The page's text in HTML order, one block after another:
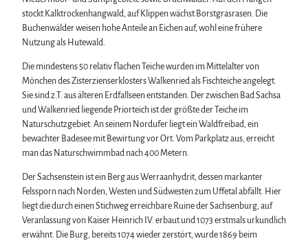
stockt Kalktrockenhangwald, auf Klippen wächst Borstgrasrasen. Die
Buchenwälder weisen hohe Anteile an Eichen auf, wohl eine frühere
Nutzung als Hutewald.
Die mindestens 50 relativ flachen Teiche wurden im Mittelalter von
Mönchen des Zisterzienserklosters Walkenried als Fischteiche angelegt.
Sie sind z.T. aus älteren Erdfallseen entstanden. Der zwischen Bad Sachsa
und Walkenried liegende Priorteich ist der größte der Teiche im
Naturschutzgebiet. An seinem Nordufer liegt ein Waldfreibad, ein
bewachter Badesee mit Bewirtung vor Ort. Vom Parkplatz aus, erreicht
man das Naturschwimmbad nach 400 Metern.
Der Sachsenstein ist ein Berg aus Werraanhydrit, dessen markanter
Felssporn nach Norden, Westen und Südwesten zum Uffetal abfällt. Hier
liegt die durch einen Stichweg erreichbare Ruine der Sachsenburg, auf
Veranlassung von Kaiser Heinrich IV. erbaut und 1073 erstmals urkundlich
erwähnt. Die Burg, bereits 1074 wieder zerstört, wurde 1869 beim